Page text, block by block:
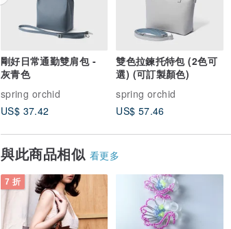
剛好日常通勤雙肩包 -
灰青色
spring orchid
US$ 37.42
雙色拉鍊托特包 (2色可
選) (可訂製顏色)
spring orchid
US$ 57.46
與此商品相似 看更多
7 折